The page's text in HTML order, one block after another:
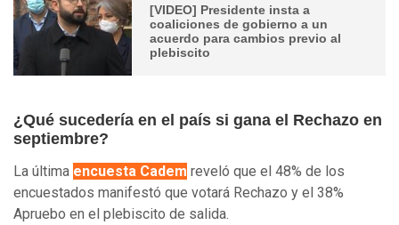
[VIDEO] Presidente insta a
coaliciones de gobierno a un
acuerdo para cambios previo al
plebiscito
¿Qué sucedería en el país si gana el Rechazo en
septiembre?
La última encuesta Cadem reveló que el 48% de los
encuestados manifestó que votará Rechazo y el 38%
Apruebo en el plebiscito de salida.